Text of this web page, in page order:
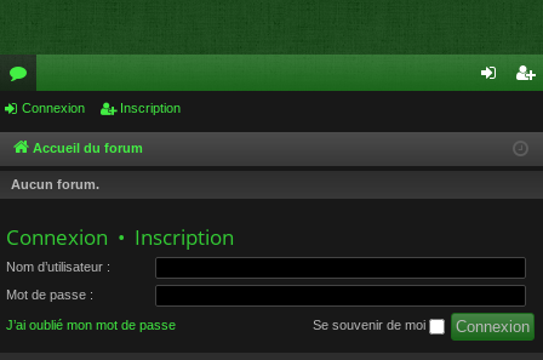
or
u
m
cri
Connexion Inscription
Accueil du forum
Aucun forum.
Connexion • Inscription
Nom d’utilisateur :
Mot de passe :
J’ai oublié mon mot de passe Se souvenir de moi